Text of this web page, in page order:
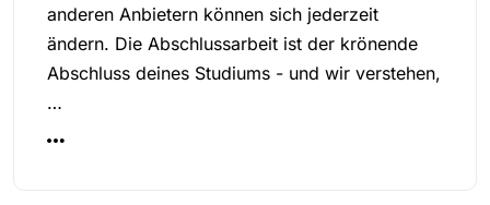
anderen Anbietern können sich jederzeit
ändern. Die Abschlussarbeit ist der krönende
Abschluss deines Studiums - und wir verstehen,
…